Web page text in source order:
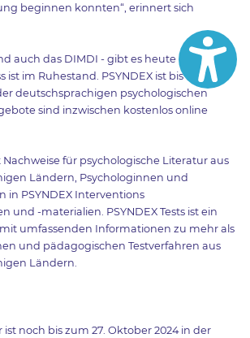
beginnen konnten“, erinnert sich
auch das DIMDI - gibt es heute nicht
ist im Ruhestand. PSYNDEX ist bis heute
deutschsprachigen psychologischen
sind inzwischen kostenlos online
Nachweise für psychologische Literatur aus
Ländern, Psychologinnen und
in PSYNDEX Interventions
und -materialien. PSYNDEX Tests ist ein
umfassenden Informationen zu mehr als
und pädagogischen Testverfahren aus
Ländern.
noch bis zum 27. Oktober 2024 in der